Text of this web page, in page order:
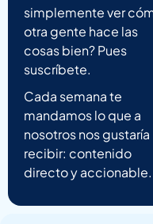
simplemente ver
otra gente hace las
cosas bien? Pues
suscríbete.
Cada semana te
mandamos lo que a
nosotros nos gustaría
recibir: contenido
directo y accionable.